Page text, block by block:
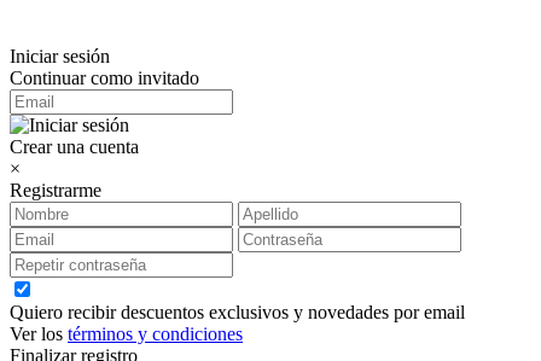
Iniciar sesión
Continuar como invitado
Crear una cuenta
×
Registrarme
Quiero recibir descuentos exclusivos y novedades por email
Ver los términos y condiciones
Finalizar registro